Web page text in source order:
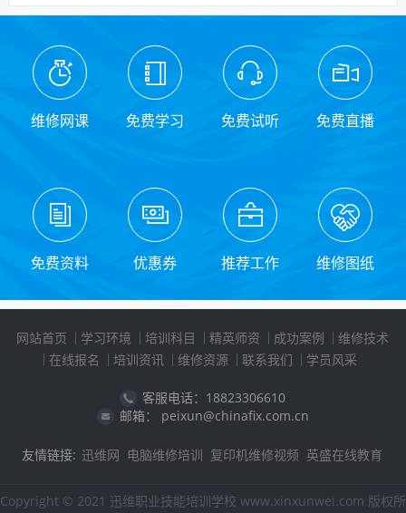
维修网课 免费学习 免费试听 免费直播
免费资料 优惠券 推荐工作 维修图纸
网站首页 学习环境 培训科目 精英师资 成功案例
维修技术
在线报名
培训资讯 维修资源 联系我们 学员风采
客服电话：18823306610
邮箱： peixun@chinafix.com.cn
友情链接: 迅维网 电脑维修培训 复印机维修视频 英盛在线教育
Copyright © 2021 迅维职业技能培训学校 www.xinxunwei.com 版权所